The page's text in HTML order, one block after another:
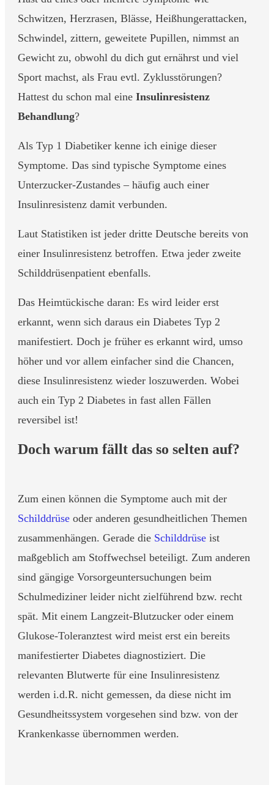
Schwitzen, Herzrasen, Blässe, Heißhungerattacken,
Schwindel, zittern, geweitete Pupillen, nimmst an
Gewicht zu, obwohl du dich gut ernährst und viel
Sport machst, als Frau evtl. Zyklusstörungen?
Hattest du schon mal eine Insulinresistenz
Behandlung?
Als Typ 1 Diabetiker kenne ich einige dieser
Symptome. Das sind typische Symptome eines
Unterzucker-Zustandes – häufig auch einer
Insulinresistenz damit verbunden.
Laut Statistiken ist jeder dritte Deutsche bereits von
einer Insulinresistenz betroffen. Etwa jeder zweite
Schilddrüsenpatient ebenfalls.
Das Heimtückische daran: Es wird leider erst
erkannt, wenn sich daraus ein Diabetes Typ 2
manifestiert. Doch je früher es erkannt wird, umso
höher und vor allem einfacher sind die Chancen,
diese Insulinresistenz wieder loszuwerden. Wobei
auch ein Typ 2 Diabetes in fast allen Fällen
reversibel ist!
Doch warum fällt das so selten auf?
Zum einen können die Symptome auch mit der
Schilddrüse oder anderen gesundheitlichen Themen
zusammenhängen. Gerade die Schilddrüse ist
maßgeblich am Stoffwechsel beteiligt. Zum anderen
sind gängige Vorsorgeuntersuchungen beim
Schulmediziner leider nicht zielführend bzw. recht
spät. Mit einem Langzeit-Blutzucker oder einem
Glukose-Toleranztest wird meist erst ein bereits
manifestierter Diabetes diagnostiziert. Die
relevanten Blutwerte für eine Insulinresistenz
werden i.d.R. nicht gemessen, da diese nicht im
Gesundheitssystem vorgesehen sind bzw. von der
Krankenkasse übernommen werden.